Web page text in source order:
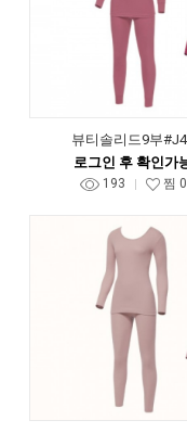
뷰티솔리드9부
로그인 후 확인가
193 찜 0